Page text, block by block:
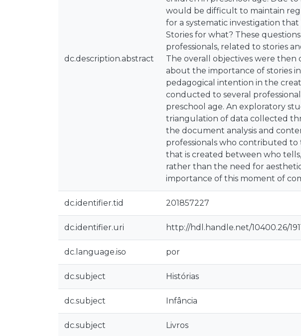
dc.description.abstract
would be difficult to maintain
for a systematic investigation
Stories for what? These
professionals, related to stories
The overall objectives were
about the importance of stories
pedagogical intention in the
conducted to several
preschool age. An exploratory
triangulation of data collected
the document analysis and
professionals who contributed
that is created between who
rather than the need for
importance of this moment of
dc.identifier.tid 201857227
dc.identifier.uri http://hdl.handle.net/10400.26/
dc.language.iso por
dc.subject Histórias
dc.subject Infância
dc.subject Livros